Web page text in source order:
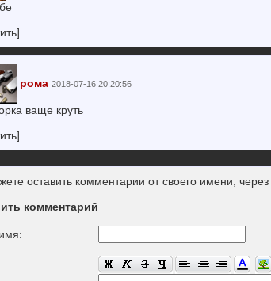
рома 2018-07-16 20:20:56
ваще круть
оставить комментарии от своего имени,
комментарий